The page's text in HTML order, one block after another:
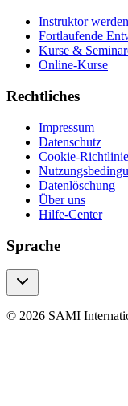
Instruktor werden
Fortlaufende
Kurse &
Online-Kurse
Rechtliches
Impressum
Datenschutz
Cookie-Richtlinie
Datenlöschung
Über uns
Hilfe-Center
Sprache
© 2026 SAMI